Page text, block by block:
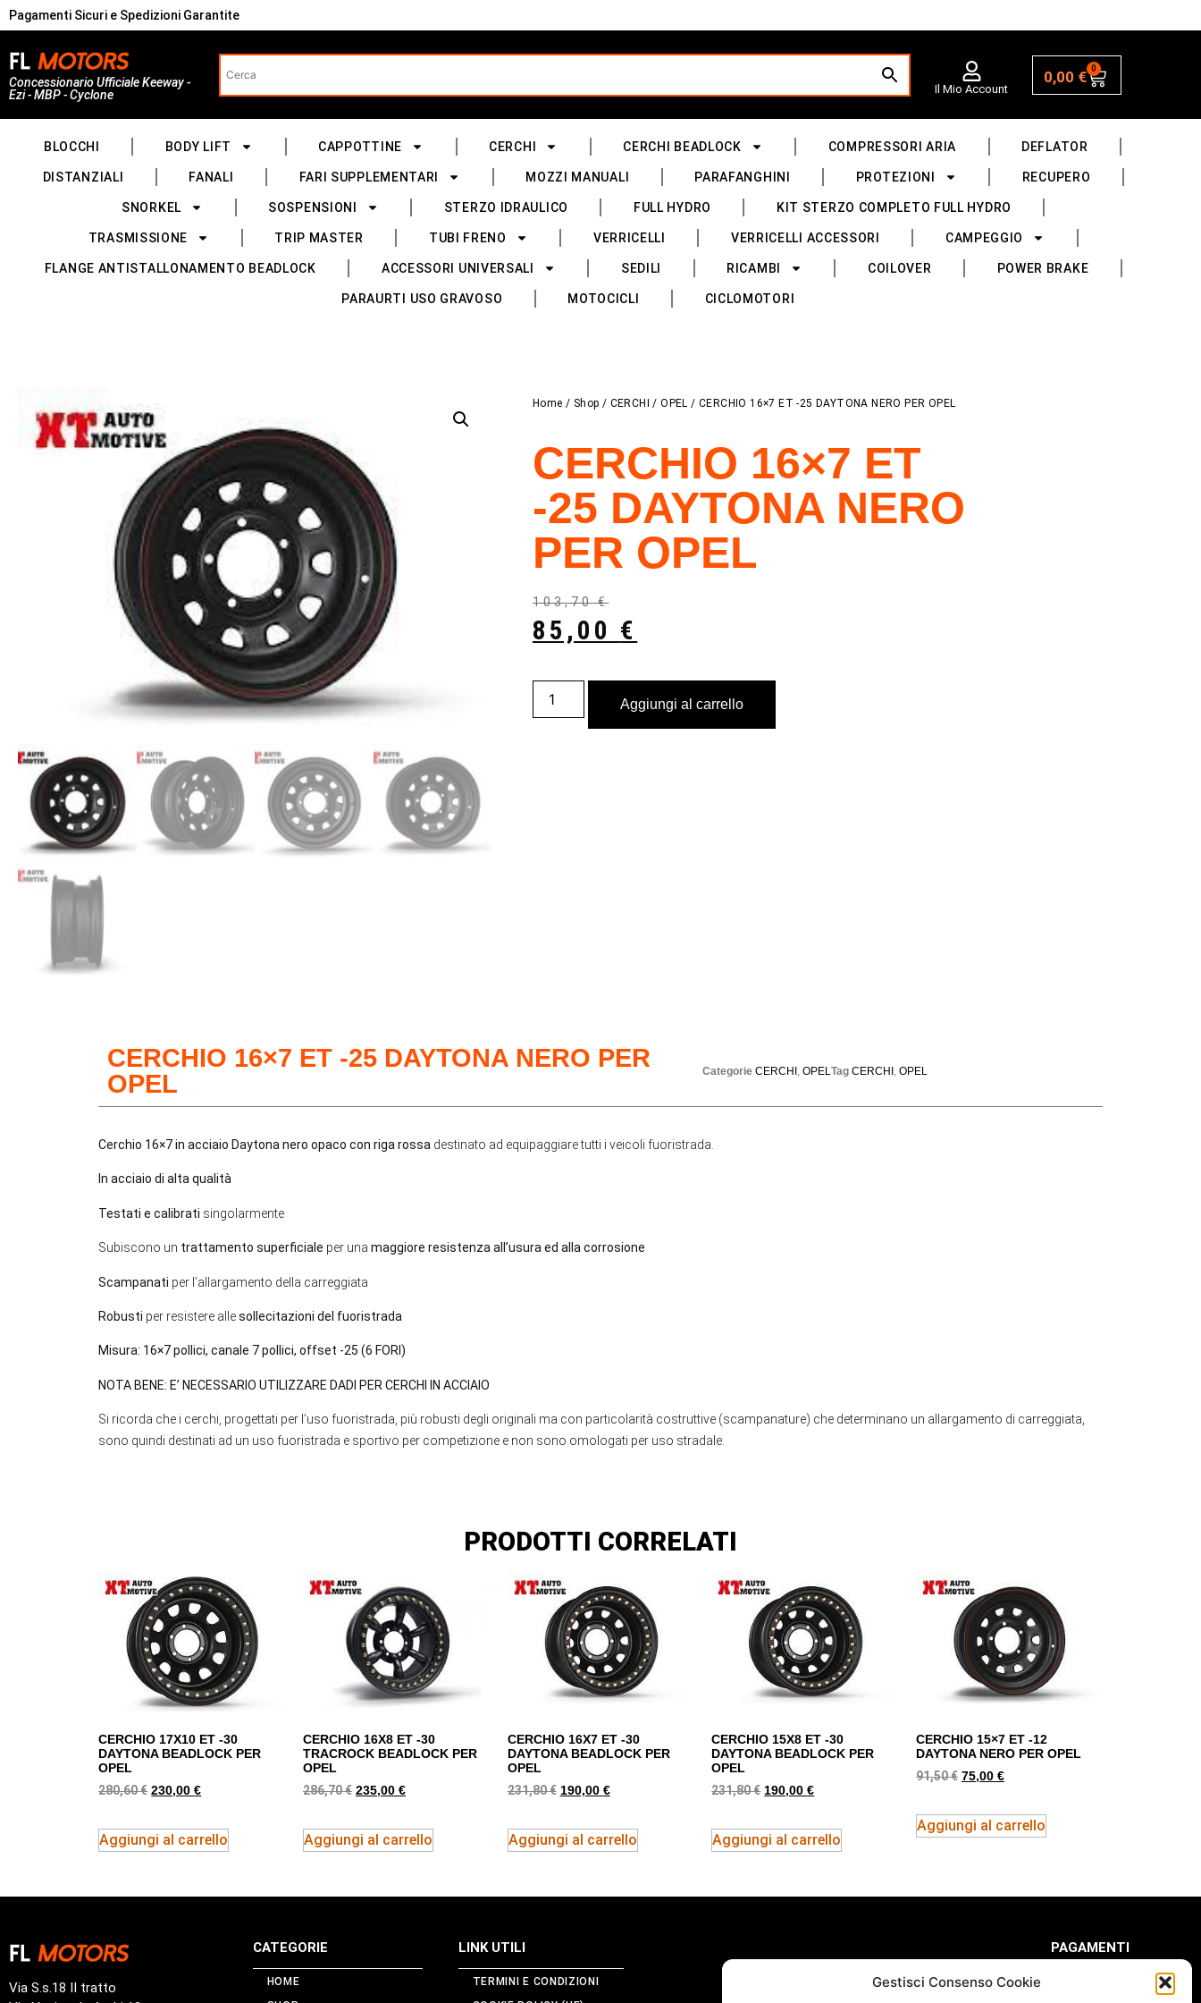
Gestisci Consenso Cookie
Pagamenti Sicuri e Spedizioni Garantite
Concessionario Ufficiale Keeway -
Ezi - MBP - Cyclone
Il Mio Account
0,00 € 0
BLOCCHI BODY LIFT CAPPOTTINE CERCHI CERCHI BEADLOCK COMPRESSORI ARIA DEFLATOR
DISTANZIALI FANALI FARI SUPPLEMENTARI MOZZI MANUALI PARAFANGHINI PROTEZIONI RECUPERO
SNORKEL SOSPENSIONI STERZO IDRAULICO FULL HYDRO KIT STERZO COMPLETO FULL HYDRO
TRASMISSIONE TRIP MASTER TUBI FRENO VERRICELLI VERRICELLI ACCESSORI CAMPEGGIO
FLANGE ANTISTALLONAMENTO BEADLOCK ACCESSORI UNIVERSALI SEDILI RICAMBI COILOVER POWER BRAKE
PARAURTI USO GRAVOSO MOTOCICLI CICLOMOTORI
Home / Shop / CERCHI /OPEL / CERCHIO 16×7 ET -25 DAYTONA NERO PER OPEL
CERCHIO 16×7 ET
-25 DAYTONA NERO
PER OPEL
103,70€
85,00 €
Aggiungi al carrello
CERCHIO 16×7 ET -25 DAYTONA NERO PER
OPEL
Categorie CERCHI ,OPELTag CERCHI ,OPEL
Cerchio 16×7 in acciaio Daytona nero opaco con riga rossa destinato ad equipaggiare tutti i veicoli fuoristrada.
In acciaio di alta qualità
Testati e calibrati singolarmente
Subiscono un trattamento superficiale per una maggiore resistenza all’usura ed alla corrosione
Scampanati per l’allargamento della carreggiata
Robusti per resistere allesollecitazioni del fuoristrada
Misura: 16×7 pollici, canale 7 pollici, offset -25 (6 FORI)
NOTA BENE: E’ NECESSARIO UTILIZZARE DADI PER CERCHI IN ACCIAIO
Si ricorda che i cerchi, progettati per l’uso fuoristrada, più robusti degli originali ma con particolarità costruttive (scampanature) che determinano un allargamento di carreggiata,
sono quindi destinati ad un uso fuoristrada e sportivo per competizione e non sono omologati per uso stradale.
PRODOTTI CORRELATI
CERCHIO 17X10 ET -30
DAYTONA BEADLOCK PER
OPEL
280,60€ 230,00€
Aggiungi al carrello
CERCHIO 16X8 ET -30
TRACROCK BEADLOCK PER
OPEL
286,70€ 235,00 €
Aggiungi al carrello
CERCHIO 16X7 ET -30
DAYTONA BEADLOCK PER
OPEL
231,80€ 190,00 €
Aggiungi al carrello
CERCHIO 15X8 ET -30
DAYTONA BEADLOCK PER
OPEL
231,80€ 190,00€
Aggiungi al carrello
CERCHIO 15×7 ET -12
DAYTONA NERO PER OPEL
91,50€ 75,00 €
Aggiungi al carrello
Via S.s.18 II tratto
CATEGORIE
HOME
LINK UTILI
TERMINI E CONDIZIONI
PAGAMENTI